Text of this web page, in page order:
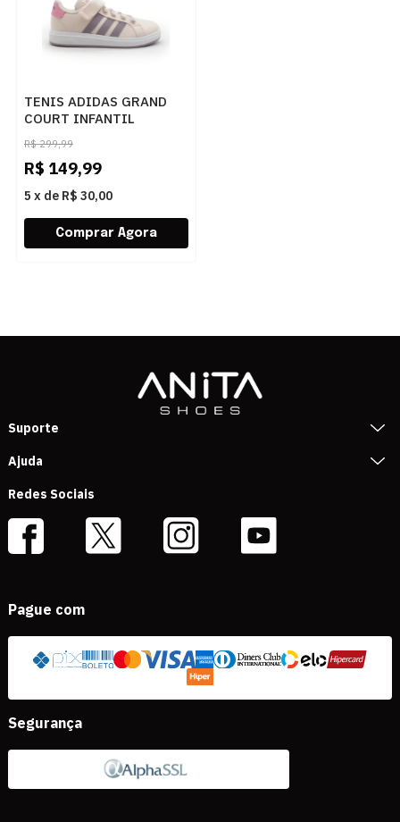
TENIS ADIDAS GRAND
COURT INFANTIL
ROSA/CLARO - 282939
R$ 299,99
R$ 149,99
5 x de R$ 30,00
Suporte
Ajuda
Redes Sociais
Pague com
Segurança